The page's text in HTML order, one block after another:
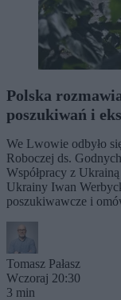
Polska
poszukiwań i
We Lwowie odbyło
Roboczej ds.
Współpracy z
Ukrainy Iwan
poszukiwawcze i
Tomasz Pałasz
Wczoraj 20:30
3 min